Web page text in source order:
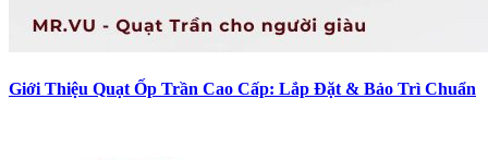
Giới Thiệu Quạt Ốp Trần Cao Cấp: Lắp Đặt & Bảo Trì Chuẩn